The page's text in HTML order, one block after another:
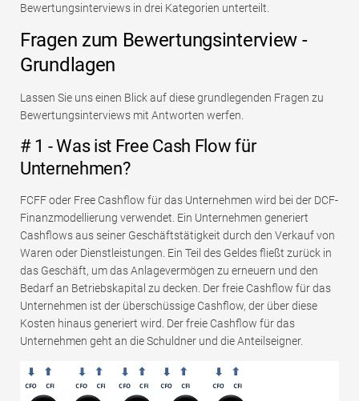
Bewertungsinterviews in drei Kategorien unterteilt.
Fragen zum Bewertungsinterview -
Grundlagen
Lassen Sie uns einen Blick auf diese grundlegenden Fragen zu
Bewertungsinterviews mit Antworten werfen.
# 1 - Was ist Free Cash Flow für
Unternehmen?
FCFF oder Free Cashflow für das Unternehmen wird bei der DCF-
Finanzmodellierung verwendet. Ein Unternehmen generiert
Cashflows aus seiner Geschäftstätigkeit durch den Verkauf von
Waren oder Dienstleistungen. Ein Teil des Geldes fließt zurück in
das Geschäft, um das Anlagevermögen zu erneuern und den
Bedarf an Betriebskapital zu decken. Der freie Cashflow für das
Unternehmen ist der überschüssige Cashflow, der über diese
Kosten hinaus generiert wird. Der freie Cashflow für das
Unternehmen geht an die Schuldner und die Anteilseigner.